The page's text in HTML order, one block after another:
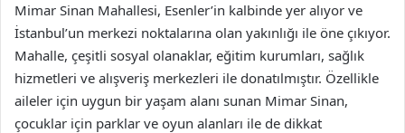
Mimar Sinan Mahallesi, Esenler’in kalbinde yer alıyor ve
İstanbul’un merkezi noktalarına olan yakınlığı ile öne çıkıyor.
Mahalle, çeşitli sosyal olanaklar, eğitim kurumları, sağlık
hizmetleri ve alışveriş merkezleri ile donatılmıştır. Özellikle
aileler için uygun bir yaşam alanı sunan Mimar Sinan,
çocuklar için parklar ve oyun alanları ile de dikkat